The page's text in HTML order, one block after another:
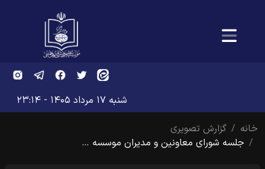
شنبه ۱۷ مرداد ۱۴۰۵ - ۲۳:۱۴
خانه
گزارش تصویری
جلسه شورای معاونین و مدیران موسسه …